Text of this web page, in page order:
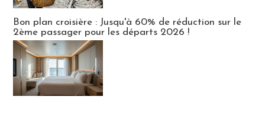
Bon plan croisière : Jusqu'à 60% de réduction sur le
2ème passager pour les départs 2026 !